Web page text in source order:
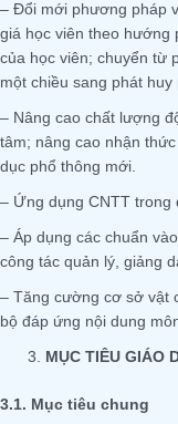
– Đổi mới phương pháp
giá học viên theo hướng
của học viên; chuyển từ
một chiều sang phát
– Nâng cao chất lượng
tâm; nâng cao nhận
dục phổ thông mới.
– Ứng dụng CNTT trong
– Áp dụng các chuẩn
công tác quản lý, giảng
– Tăng cường cơ sở vật
bộ đáp ứng nội dung
MỤC TIÊU GIÁO
3.1. Mục tiêu chung